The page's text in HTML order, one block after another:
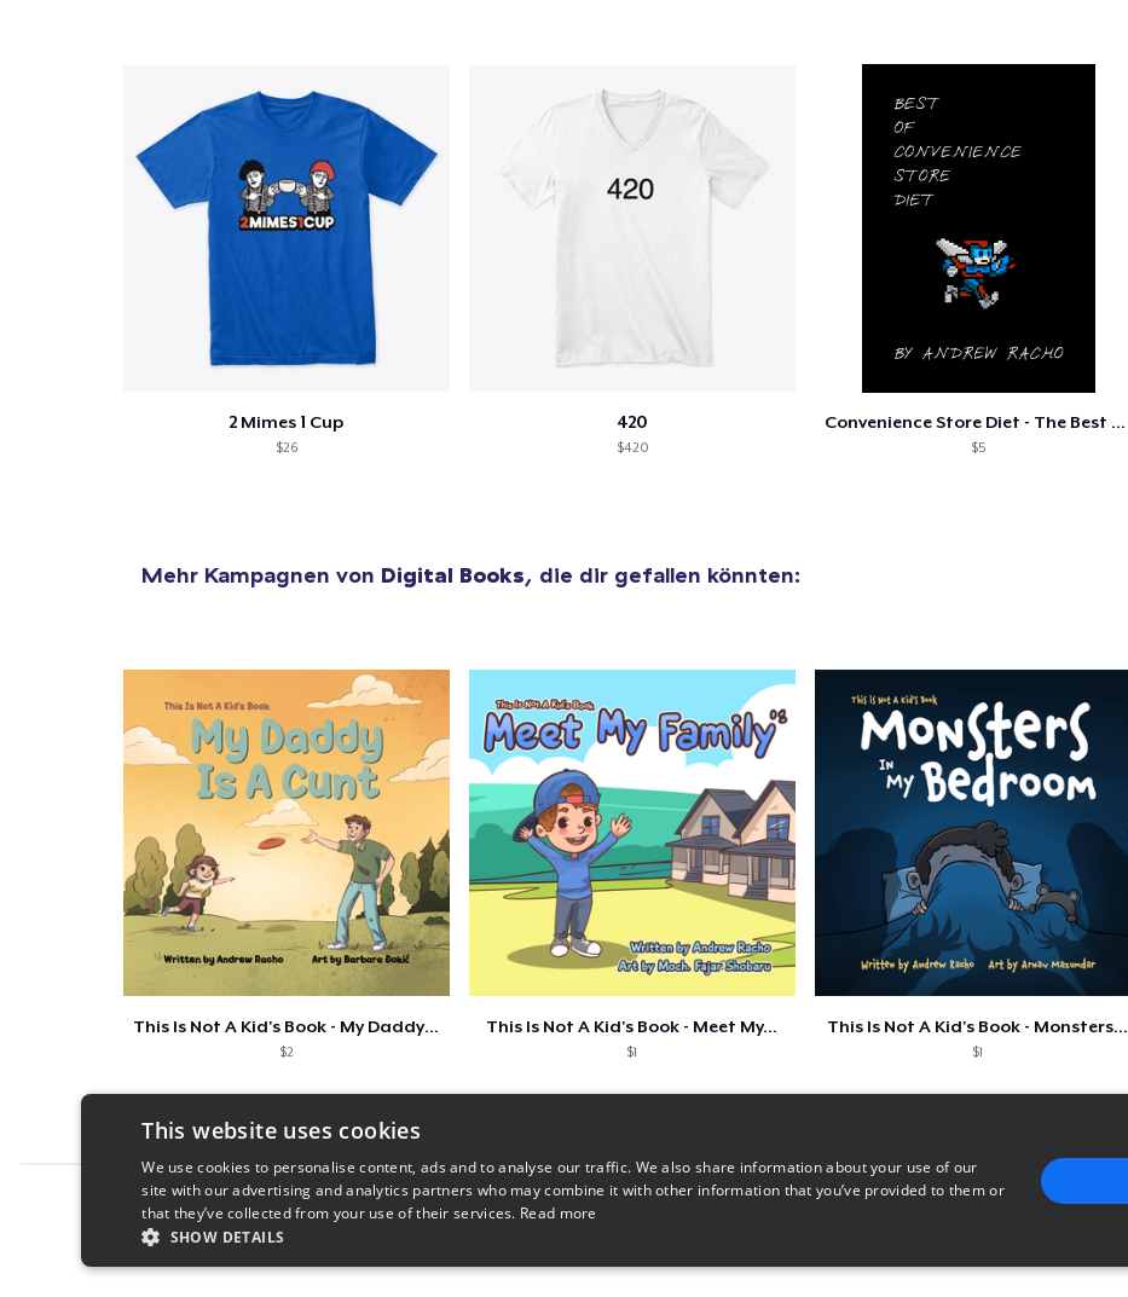
2 Mimes 1 Cup
$26
420
$420
Convenience Store Diet - The Best Of
$5
Mehr Kampagnen von Digital Books, die dir gefallen könnten:
This Is Not A Kid's Book - My Daddy Is A
$2
This Is Not A Kid's Book - Meet My...
$1
This Is Not A Kid's Book - Monsters...
$1
Report this product
This website uses cookies
We use cookies to personalise content, ads and to analyse our traffic. We also share information about your use of our
site with our advertising and analytics partners who may combine it with other information that you’ve provided to them or
that they’ve collected from your use of their services. Read more
SHOW DETAILS